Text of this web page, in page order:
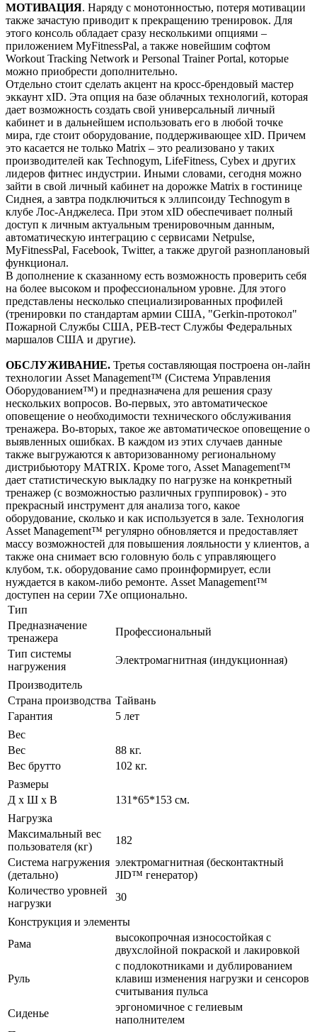
МОТИВАЦИЯ. Наряду с монотонностью, потеря мотивации
также зачастую приводит к прекращению тренировок. Для
этого консоль обладает сразу несколькими опциями –
приложением MyFitnessPal, а также новейшим софтом
Workout Tracking Network и Personal Trainer Portal, которые
можно приобрести дополнительно.
Отдельно стоит сделать акцент на кросс-брендовый мастер
эккаунт xID. Эта опция на базе облачных технологий, которая
дает возможность создать свой универсальный личный
кабинет и в дальнейшем использовать его в любой точке
мира, где стоит оборудование, поддерживающее xID. Причем
это касается не только Matrix – это реализовано у таких
производителей как Technogym, LifeFitness, Cybex и других
лидеров фитнес индустрии. Иными словами, сегодня можно
зайти в свой личный кабинет на дорожке Matrix в гостинице
Сиднея, а завтра подключиться к эллипсоиду Technogym в
клубе Лос-Анджелеса. При этом xID обеспечивает полный
доступ к личным актуальным тренировочным данным,
автоматическую интеграцию с сервисами Netpulse,
MyFitnessPal, Facebook, Twitter, а также другой разноплановый
функционал.
В дополнение к сказанному есть возможность проверить себя
на более высоком и профессиональном уровне. Для этого
представлены несколько специализированных профилей
(тренировки по стандартам армии США, "Gerkin-протокол"
Пожарной Службы США, PEB-тест Службы Федеральных
маршалов США и другие).
ОБСЛУЖИВАНИЕ. Третья составляющая построена он-лайн
технологии Asset Management™ (Система Управления
Оборудованием™) и предназначена для решения сразу
нескольких вопросов. Во-первых, это автоматическое
оповещение о необходимости технического обслуживания
тренажера. Во-вторых, такое же автоматическое оповещение о
выявленных ошибках. В каждом из этих случаев данные
также выгружаются к авторизованному региональному
дистрибьютору MATRIX. Кроме того, Asset Management™
дает статистическую выкладку по нагрузке на конкретный
тренажер (с возможностью различных группировок) - это
прекрасный инструмент для анализа того, какое
оборудование, сколько и как используется в зале. Технология
Asset Management™ регулярно обновляется и предоставляет
массу возможностей для повышения лояльности у клиентов, а
также она снимает всю головную боль с управляющего
клубом, т.к. оборудование само проинформирует, если
нуждается в каком-либо ремонте. Asset Management™
доступен на серии 7Xe опционально.
Тип
Предназначение
тренажера
Профессиональный
Тип системы
нагружения
Электромагнитная (индукционная)
Производитель
Страна производства Тайвань
Гарантия
5 лет
Вес
Вес
88 кг.
Вес брутто
102 кг.
Размеры
Д х Ш х В
131*65*153 см.
Нагрузка
Максимальный вес
пользователя (кг)
182
Система нагружения
(детально)
электромагнитная (бесконтактный
JID™ генератор)
Количество уровней
нагрузки
30
Конструкция и элементы
Рама
высокопрочная износостойкая с
двухслойной покраской и лакировкой
Руль
с подлокотниками и дублированием
клавиш изменения нагрузки и сенсоров
считывания пульса
Сиденье
эргономичное с гелиевым
наполнителем